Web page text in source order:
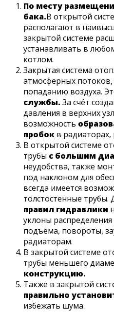
По месту
бака.В открытой
располагают в
закрытой системе
устанавливать в
котлом.
Закрытая система
атмосферных потоков,
попаданию воздуха.
службы. За счёт
давления в верхних
возможность
пробок в радиаторах,
В открытой системе
трубы с большим
неудобства, также
под наклоном для
всегда имеется
толстостенные трубы.
правил гидравлики
уклоны
подъёма, повороты,
радиаторам.
В закрытой системе
трубы меньшего
конструкцию.
Также в закрытой
правильно
избежать шума.